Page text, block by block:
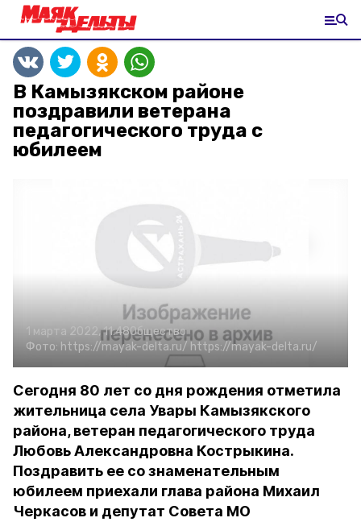
В Камызякском районе
поздравили ветерана
педагогического труда с
юбилеем
1 марта 2022, 11:48Общество
Фото: https://mayak-delta.ru/ https://mayak-delta.ru/
Сегодня 80 лет со дня рождения отметила
жительница села Увары Камызякского
района, ветеран педагогического труда
Любовь Александровна Кострыкина.
Поздравить ее со знаменательным
юбилеем приехали глава района Михаил
Черкасов и депутат Совета МО